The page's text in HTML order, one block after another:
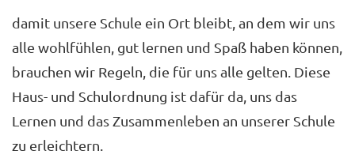
damit unsere Schule ein Ort bleibt, an dem wir uns
alle wohlfühlen, gut lernen und Spaß haben können,
brauchen wir Regeln, die für uns alle gelten. Diese
Haus- und Schulordnung ist dafür da, uns das
Lernen und das Zusammenleben an unserer Schule
zu erleichtern.